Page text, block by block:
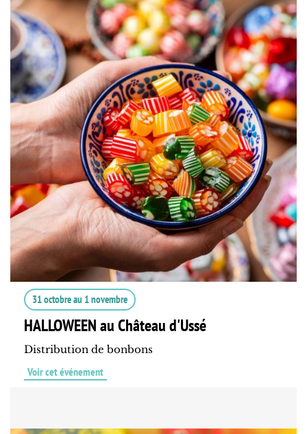
31 octobreau 1 novembre
HALLOWEEN au Château d'Ussé
Distribution de bonbons
Voir cet événement